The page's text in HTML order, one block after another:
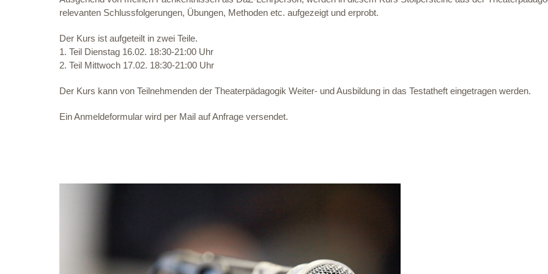
relevanten Schlussfolgerungen, Übungen, Methoden etc. aufgezeigt und erprobt.
Der Kurs ist aufgeteilt in zwei Teile.
1. Teil Dienstag 16.02. 18:30-21:00 Uhr
2. Teil Mittwoch 17.02. 18:30-21:00 Uhr
Der Kurs kann von Teilnehmenden der Theaterpädagogik Weiter- und Ausbildung in das Testatheft eingetragen werden.
Ein Anmeldeformular wird per Mail auf Anfrage versendet.